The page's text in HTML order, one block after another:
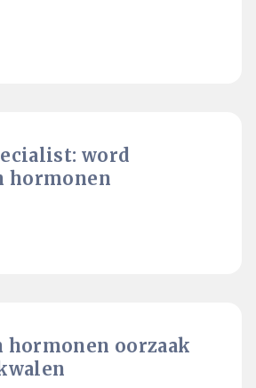
word
hormonen
hormonen oorzaak